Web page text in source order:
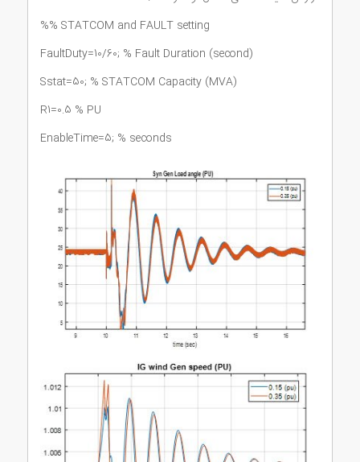
%% STATCOM and FAULT setting
FaultDuty=10/60; % Fault Duration (second)
Sstat=50; % STATCOM Capacity (MVA)
R1=0.5 % PU
EnableTime=5; % seconds